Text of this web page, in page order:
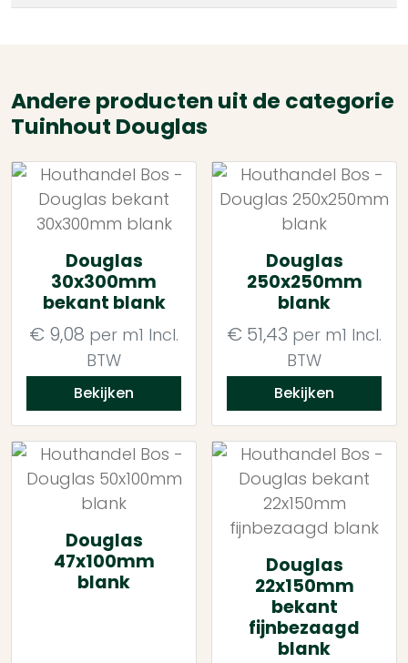
Andere producten uit de categorie
Tuinhout Douglas
Douglas
30x300mm
bekant blank
€ 9,08 per m1 Incl.
BTW
Bekijken
Douglas
250x250mm
blank
€ 51,43 per m1 Incl.
BTW
Bekijken
Douglas
47x100mm
blank
Douglas
22x150mm
bekant
fijnbezaagd
blank